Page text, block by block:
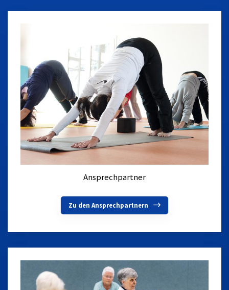
Ansprechpartner
Zu den Ansprechpartnern